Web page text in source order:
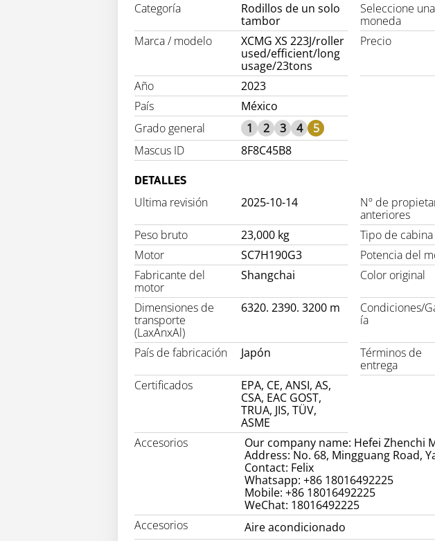
Categoría
Rodillos de un solo
tambor
Marca / modelo
XCMG XS 223J/roller
used/efficient/long
usage/23tons
Año
2023
País
México
Grado general
1 2 3 4
5
Mascus ID
8F8C45B8
Seleccione una
moneda
Precio
DETALLES
Ultima revisión 2025-10-14
Nº de
anteriores
Peso bruto 23,000 kg Tipo de cabina
Motor
SC7H190G3 Potencia del
Fabricante del
motor
Shangchai Color original
Dimensiones de
transporte
(LaxAnxAl)
6320. 2390. 3200 m
Condiciones/
ía
País de fabricación Japón
Términos de
entrega
Certificados
EPA, CE, ANSI, AS,
CSA, EAC GOST,
TRUA, JIS, TÜV,
ASME
Accesorios
Our company name: Hefei Zhenchi
Address: No. 68, Mingguang Road,
Contact: Felix
Whatsapp: +86 18016492225
Mobile: +86 18016492225
WeChat: 18016492225
Accesorios
Aire acondicionado